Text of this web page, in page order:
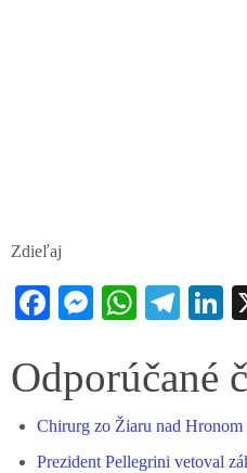
Zdieľaj
Fa
bo
ok
M
se
ng
er
W
ts
pp
Te
gr
m
Odporúčané
Chirurg zo Žiaru nad
Prezident Pellegrini vetoval